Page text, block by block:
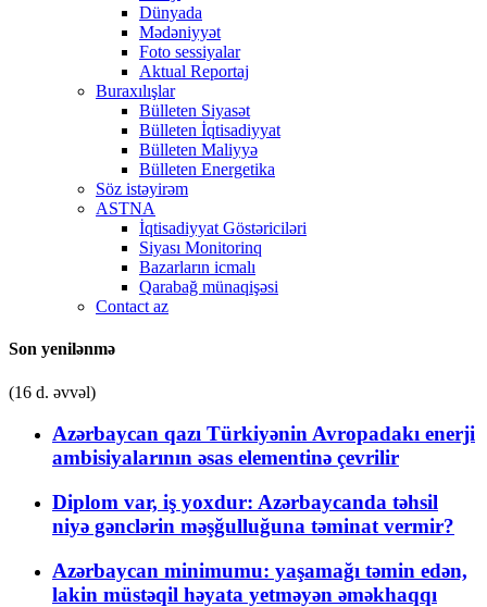
Dünyada
Mədəniyyət
Foto sessiyalar
Aktual Reportaj
Buraxılışlar
Bülleten Siyasət
Bülleten İqtisadiyyat
Bülleten Maliyyə
Bülleten Energetika
Söz istəyirəm
ASTNA
İqtisadiyyat Göstəriciləri
Siyası Monitorinq
Bazarların icmalı
Qarabağ münaqişəsi
Contact az
Son yenilənmə
(16 d. əvvəl)
Azərbaycan qazı Türkiyənin Avropadakı enerji
ambisiyalarının əsas elementinə çevrilir
Diplom var, iş yoxdur: Azərbaycanda təhsil
niyə gənclərin məşğulluğuna təminat vermir?
Azərbaycan minimumu: yaşamağı təmin edən,
lakin müstəqil həyata yetməyən əməkhaqqı